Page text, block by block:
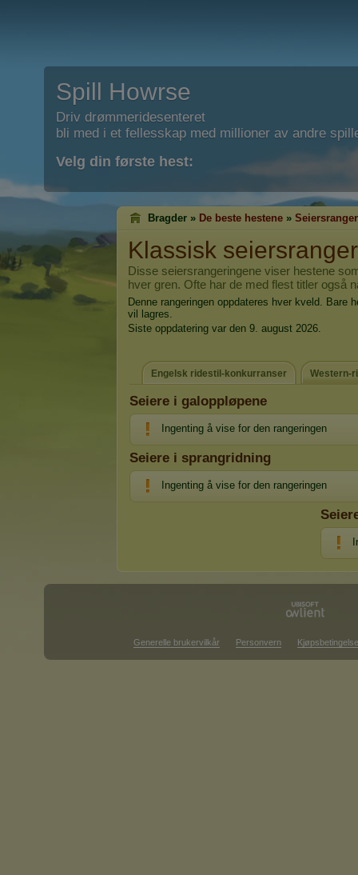
Spill Howrse
Driv drømmeridesenteret
bli med i et fellesskap med millioner av andre
Velg din første hest:
Bragder » De beste hestene »
Klassisk
Disse seiersrangeringene viser hestene
hver gren. Ofte har de med flest titler også
Denne rangeringen oppdateres hver kveld. Bare
vil lagres.
Siste oppdatering var den 9. august 2026.
Engelsk ridestil-konkurranser Western-
Seiere i galoppløpene
Ingenting å vise for den rangeringen
Seiere i sprangridning
Ingenting å vise for den rangeringen
Generelle brukervilkår Personvern